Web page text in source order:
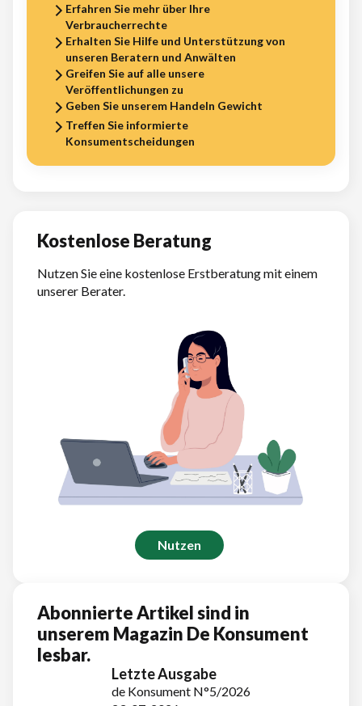
Erfahren Sie mehr über Ihre
Verbraucherrechte
Erhalten Sie Hilfe und Unterstützung von
unseren Beratern und Anwälten
Greifen Sie auf alle unsere
Veröffentlichungen zu
Geben Sie unserem Handeln Gewicht
Treffen Sie informierte
Konsumentscheidungen
Kostenlose Beratung
Nutzen Sie eine kostenlose Erstberatung mit einem
unserer Berater.
Nutzen
Abonnierte Artikel sind in
unserem Magazin De Konsument
lesbar.
Letzte Ausgabe
de Konsument N°5/2026